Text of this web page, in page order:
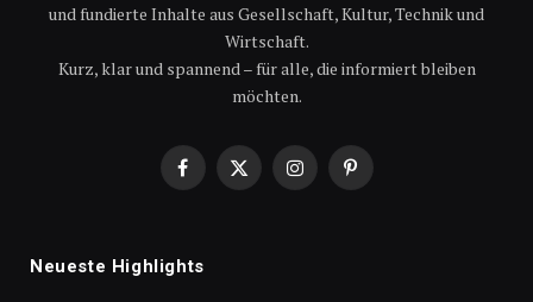
und fundierte Inhalte aus Gesellschaft, Kultur, Technik und
Wirtschaft.
Kurz, klar und spannend – für alle, die informiert bleiben
möchten.
Facebook
X
InstagramPinterest
Neueste Highlights